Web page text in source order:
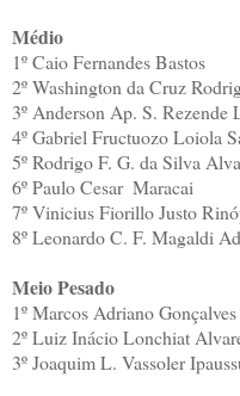
Médio
1ºCaio FernandesBastos
2ºWashington da Cruz
3º Anderson Ap. S. Rezende
4ºGabriel Fructuozo Loiola
5ºRodrigo F. G. da Silva
6ºPaulo Cesar Maracai
7ºVinicius Fiorillo Justo
8ºLeonardo C. F. Magaldi
Meio Pesado
1ºMarcos Adriano Gonçalves
2ºLuiz Inácio Lonchiat
3ºJoaquim L. Vassoler